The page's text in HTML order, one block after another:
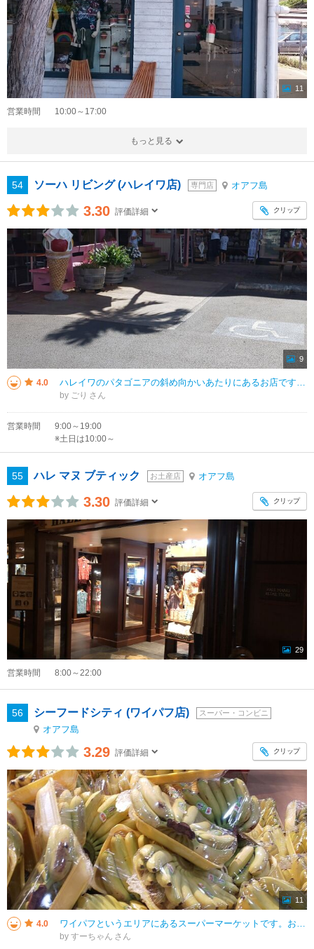
11
営業時間 10:00～17:00
もっと見る
54 ソーハ リビング (ハレイワ店) 専門店 オアフ島
3.30 評価詳細 クリップ
9
4.0 ハレイワのパタゴニアの斜め向かいあたりにあるお店です。ハワイに数店舗展開されているインテリア小物のお店です。 壁にかける絵や、ドアの飾り物などハワイをかんじるモチーフでつくられていてとても凝っていました。 サー
by ごり
営業時間
9:00～19:00
※土日は10:00～
55 ハレ マヌ ブティック お土産店 オアフ島
3.30 評価詳細 クリップ
29
営業時間 8:00～22:00
56 シーフードシティ (ワイパフ店) スーパー・コンビニ
オアフ島
3.29 評価詳細 クリップ
11
4.0 ワイパフというエリアにあるスーパーマーケットです。お魚売り場がとてもすごいです。 見たことのない魚も売っててたのしい！ さすがにそれは買えないのでホテルで食べるためのフルーツをかいました。バナナを買いましたがかなり
by すーちゃん